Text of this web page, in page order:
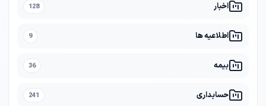
اخبار 128
اطلاعیه ها 9
بیمه 36
حسابداری 241